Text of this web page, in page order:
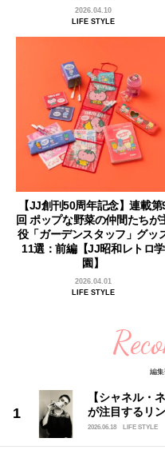
2026.04.10
LIFE STYLE
【JJ創刊50周年記念】連載第
回 ポップな野菜の仲間たちが
役「ガーデンスタッフ」グッ
11選：前編【JJ昭和レトロ学
園】
2026.04.01
LIFE STYLE
編
【シャネル・
が注目するリ
2026.06.18
LIFE STYLE